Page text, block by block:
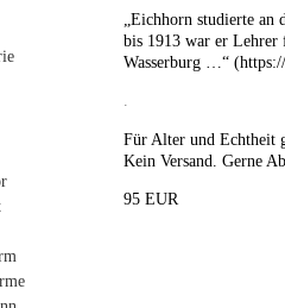
„Eichhorn studierte
bis 1913 war er Lehrer
Wasserburg …“
.
Für Alter und Echtheit
Kein Versand. Gerne
95 EUR